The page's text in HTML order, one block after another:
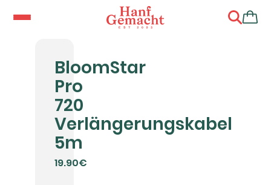
BloomStar
Pro
720
Verlängerungskabel
5m
19.90€